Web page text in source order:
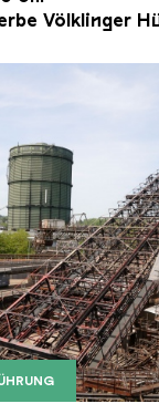
Völklinger
der